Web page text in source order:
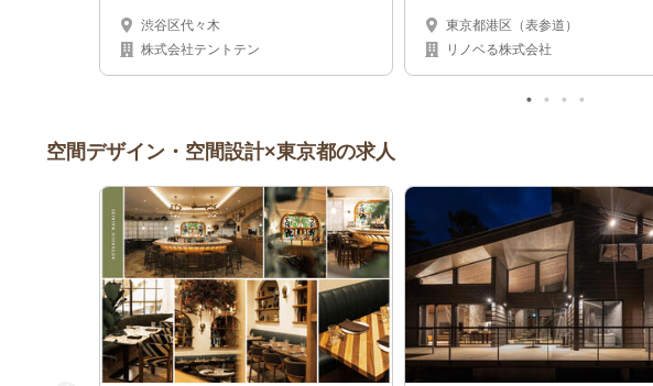
渋谷区代々木
株式会社テントテン
東京都港区（表参道）
リノベる株式会社
空間デザイン・空間設計×東京都の求人